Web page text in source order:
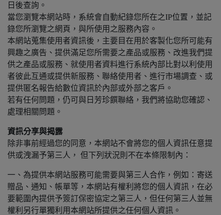
日後查詢。
當您瀏覽本網站時，系統會自動紀錄您所在之IP位置，並記
錄您所瀏覽之網頁，與所使用之服務內容。
本網站蒐集使用者資訊後，主要目在用於客製化您所可能有
興趣之廣告、提供滿足您所需要之產品或服務、改進我們提
供之產品或服務、就使用者資料進行系統內部比對以利使用
者彼此互通或提供新服務、聯絡使用者、進行市場調查、或
提供匿名報告給數位資訊於內部或外部之客戶。
若有任何問題，仍可與日芳珍饌聯絡，我們將協助您確認、
處理相關問題。
資訊分享與揭露
除非事前經過您的同意，本網站不會將您的個人資訊任意提
供或洩漏予第三人， 但下列狀況則不在本條限制內：
一、為提供本網站服務可能需要與第三人合作，例如：寄送
贈品、通知、帳單等，本網站有權利將您的個人資訊，在必
要範圍內提供予簽訂保密協定之第三人，但任何第三人並無
權利另行單獨利用本網站所提供之任何個人資訊。